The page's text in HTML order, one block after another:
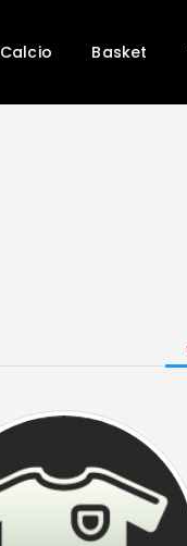
Calcio Basket
News